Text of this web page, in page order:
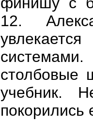
12.
столбовые
учебник.
покорились